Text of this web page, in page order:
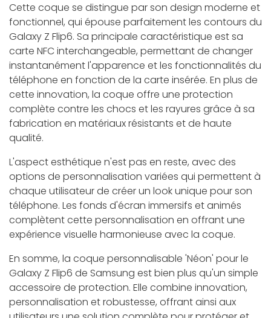
Cette coque se distingue par son design moderne et
fonctionnel, qui épouse parfaitement les contours du
Galaxy Z Flip6. Sa principale caractéristique est sa
carte NFC interchangeable, permettant de changer
instantanément l'apparence et les fonctionnalités du
téléphone en fonction de la carte insérée. En plus de
cette innovation, la coque offre une protection
complète contre les chocs et les rayures grâce à sa
fabrication en matériaux résistants et de haute
qualité.
L'aspect esthétique n'est pas en reste, avec des
options de personnalisation variées qui permettent à
chaque utilisateur de créer un look unique pour son
téléphone. Les fonds d'écran immersifs et animés
complètent cette personnalisation en offrant une
expérience visuelle harmonieuse avec la coque.
En somme, la coque personnalisable 'Néon' pour le
Galaxy Z Flip6 de Samsung est bien plus qu'un simple
accessoire de protection. Elle combine innovation,
personnalisation et robustesse, offrant ainsi aux